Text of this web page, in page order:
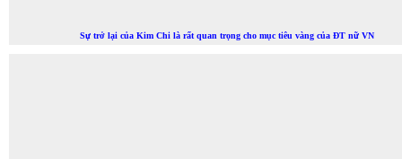
Sự trở lại của Kim Chi là rất quan trọng cho mục tiêu vàng của ĐT nữ VN